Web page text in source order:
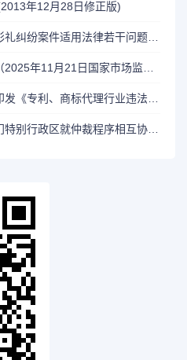
年12月28日修正版)